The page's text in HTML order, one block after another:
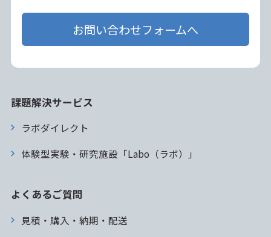
お問い合わせフォームへ
課題解決サービス
ラボダイレクト
体験型実験・研究施設「Labo（ラボ）」
よくあるご質問
見積・購入・納期・配送